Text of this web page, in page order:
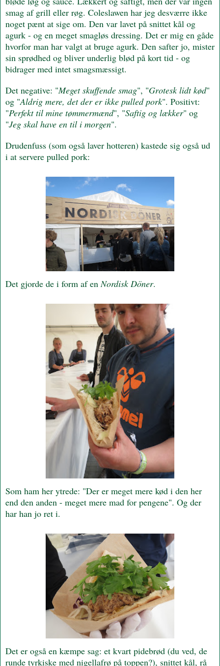
smag af grill eller røg. Coleslawen har jeg desværre ikke
noget pænt at sige om. Den var lavet på snittet kål og
agurk - og en meget smagløs dressing. Det er mig en gåde
hvorfor man har valgt at bruge agurk. Den safter jo, mister
sin sprødhed og bliver underlig blød på kort tid - og
bidrager med intet smagsmæssigt.
Det negative: "Meget skuffende smag", "Grotesk lidt kød"
og "Aldrig mere, det der er ikke pulled pork". Positivt:
"Perfekt til mine tømmermænd", "Saftig og lækker" og
"Jeg skal have en til i morgen".
Drudenfuss (som også laver hotteren) kastede sig også ud
i at servere pulled pork:
Det gjorde de i form af enNordisk Döner.
Som ham her ytrede: "Der er meget mere kød i den her
end den anden - meget mere mad for pengene". Og der
har han jo ret i.
Det er også en kæmpe sag: et kvart pidebrød (du ved, de
runde tyrkiske med nigellafrø på toppen?), snittet kål, rå